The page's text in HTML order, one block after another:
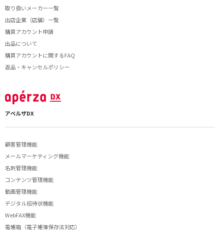
取り扱いメーカー一覧
出店企業（店舗）一覧
購買アカウント申請
出品について
購買アカウントに関するFAQ
返品・キャンセルポリシー
アペルザDX
顧客管理機能
メールマーケティング機能
名刺管理機能
コンテンツ管理機能
動画管理機能
デジタル招待状機能
WebFAX機能
電帳箱（電子帳簿保存法対応）